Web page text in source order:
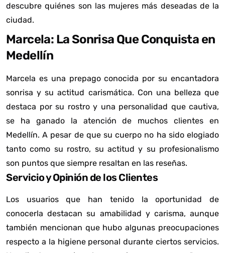
descubre quiénes son las mujeres más deseadas de la
ciudad.
Marcela: La Sonrisa Que Conquista en
Medellín
Marcela es una prepago conocida por su encantadora
sonrisa y su actitud carismática. Con una belleza que
destaca por su rostro y una personalidad que cautiva,
se ha ganado la atención de muchos clientes en
Medellín. A pesar de que su cuerpo no ha sido elogiado
tanto como su rostro, su actitud y su profesionalismo
son puntos que siempre resaltan en las reseñas.
Servicio y Opinión de los Clientes
Los usuarios que han tenido la oportunidad de
conocerla destacan su amabilidad y carisma, aunque
también mencionan que hubo algunas preocupaciones
respecto a la higiene personal durante ciertos servicios.